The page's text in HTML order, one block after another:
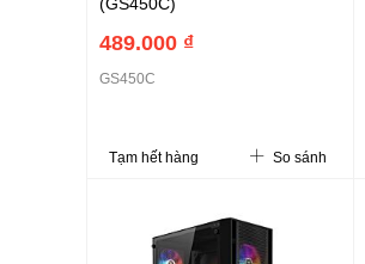
489.000 ₫
GS450C
Tạm hết hàng So sánh